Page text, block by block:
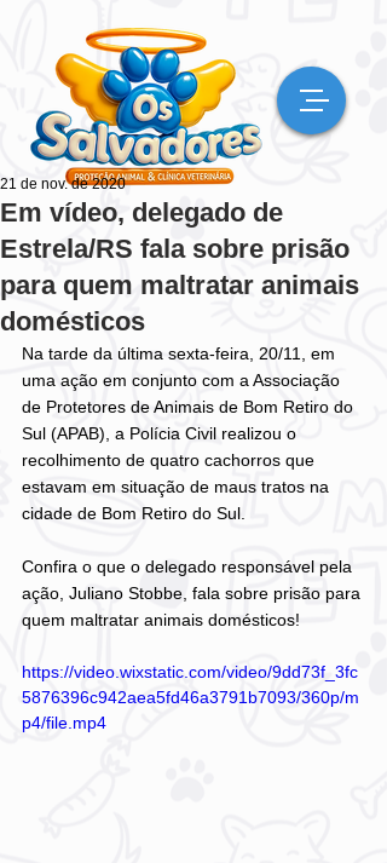
Em vídeo, delegado de
Estrela/RS fala sobre prisão
para quem maltratar animais
domésticos
21 de nov. de 2020
Na tarde da última sexta-feira, 20/11, em
uma ação em conjunto com a Associação
de Protetores de Animais de Bom Retiro do
Sul (APAB), a Polícia Civil realizou o
recolhimento de quatro cachorros que
estavam em situação de maus tratos na
cidade de Bom Retiro do Sul.
Confira o que o delegado responsável pela
ação, Juliano Stobbe, fala sobre prisão para
quem maltratar animais domésticos!
https://video.wixstatic.com/video/9dd73f_3fc
5876396c942aea5fd46a3791b7093/360p/m
p4/file.mp4